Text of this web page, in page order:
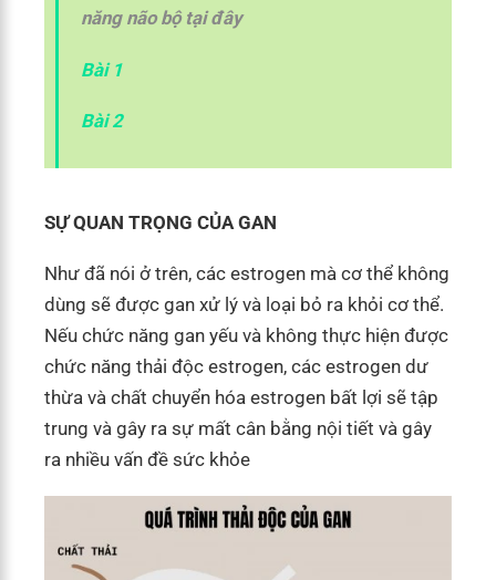
năng não bộ tại đây
Bài 1
Bài 2
SỰ QUAN TRỌNG CỦA GAN
Như đã nói ở trên, các estrogen mà cơ thể không
dùng sẽ được gan xử lý và loại bỏ ra khỏi cơ thể.
Nếu chức năng gan yếu và không thực hiện được
chức năng thải độc estrogen, các estrogen dư
thừa và chất chuyển hóa estrogen bất lợi sẽ tập
trung và gây ra sự mất cân bằng nội tiết và gây
ra nhiều vấn đề sức khỏe